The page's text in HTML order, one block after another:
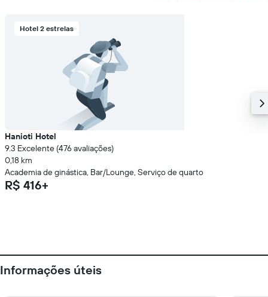
Hotel 2 estrelas
Hanioti Hotel
9.3 Excelente (476 avaliações)
0,18 km
Academia de ginástica, Bar/Lounge, Serviço de quarto
R$ 416+
Informações úteis